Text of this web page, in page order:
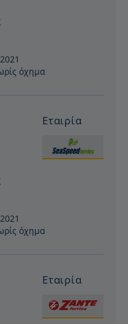
όχημα
Εταιρία
όχημα
Εταιρία